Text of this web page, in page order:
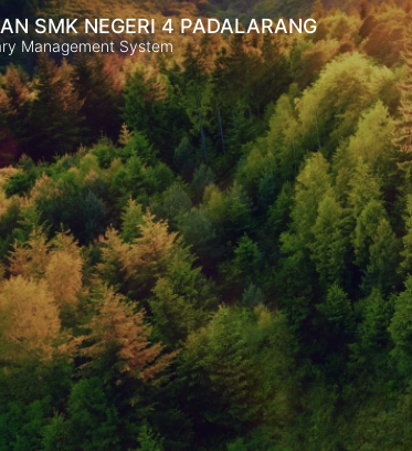
SMK NEGERI 4 PADALARANG
Management System